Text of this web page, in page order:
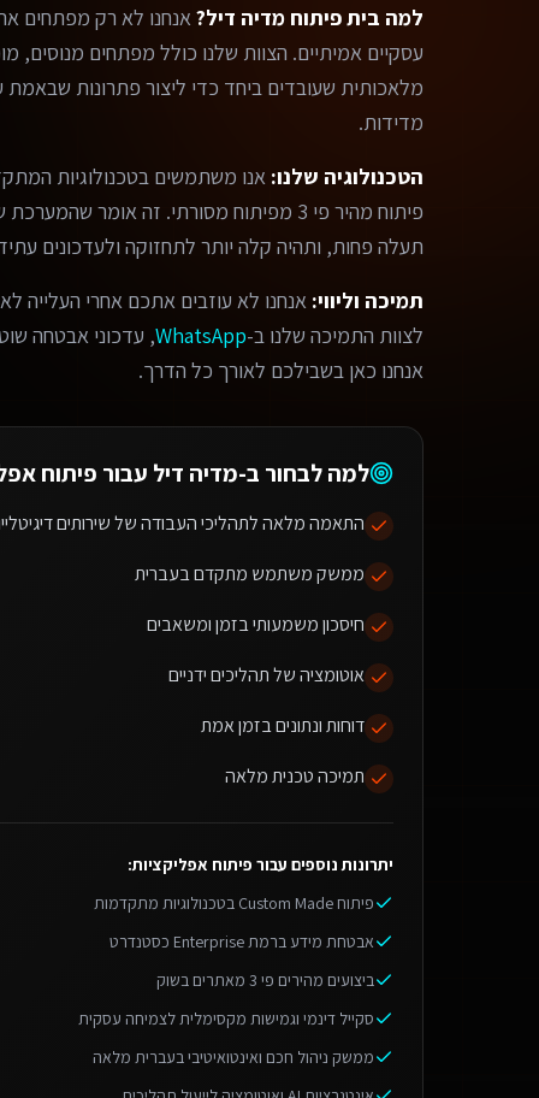
למה בית פיתוח מדיה דיל?אנחנו לא רק מפתחים
מלאכותית שעובדים ביחד כדי ליצור פתרונות שבאמת
מדידות.
הטכנולוגיה שלנו: אנו משתמשים בטכנולוגיות
פיתוח מהיר פי 3 מפיתוח מסורתי. זה אומר
תעלה פחות, ותהיה קלה יותר לתחזוקה ולעדכונים
תמיכה וליווי: אנחנו לא עוזבים אתכם אחרי העלייה
לצוות התמיכה שלנו ב-WhatsApp, עדכוני אבטחה
אנחנו כאן בשבילכם לאורך כל הדרך.
למה לבחור ב-מדיה דיל עבור פיתוח
התאמה מלאה לתהליכי העבודה של שירותים
ממשק משתמש מתקדם בעברית
חיסכון משמעותי בזמן ומשאבים
אוטומציה של תהליכים ידניים
דוחות ונתונים בזמן אמת
תמיכה טכנית מלאה
יתרונות נוספים עבור פיתוח אפליקציות:
פיתוח Custom Made בטכנולוגיות מתקדמות
אבטחת מידע ברמת Enterprise כסטנדרט
ביצועים מהירים פי 3 מאתרים בשוק
סקייל דינמי וגמישות מקסימלית לצמיחה עסקית
ממשק ניהול חכם ואינטואיטיבי בעברית מלאה